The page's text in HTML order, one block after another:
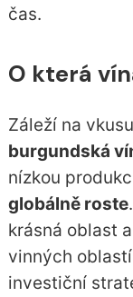
čas.
O která
Záleží na
burgundská
nízkou
globálně roste
krásná oblast
vinných
investiční